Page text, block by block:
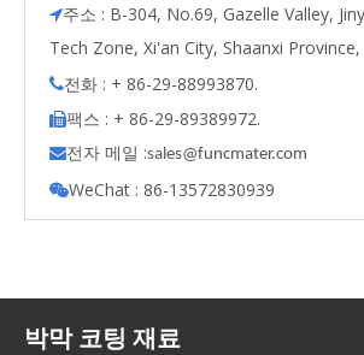
주소 : B-304, No.69, Gazelle Valley,
Tech Zone, Xi'an City, Shaanxi Province,
전화 : + 86-29-88993870.
팩스 : + 86-29-89389972.
전자 메일 :sales@funcmater.com
WeChat : 86-13572830939
박막 코팅 재료